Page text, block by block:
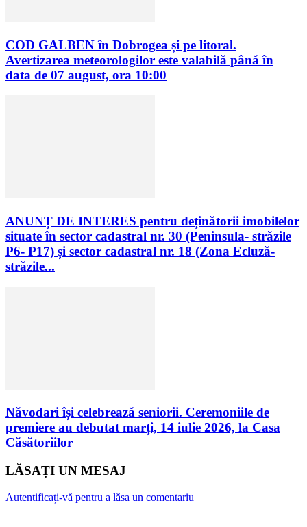
COD GALBEN în Dobrogea și pe litoral.
Avertizarea meteorologilor este valabilă până în
data de 07 august, ora 10:00
ANUNȚ DE INTERES pentru deținătorii imobilelor
situate în sector cadastral nr. 30 (Peninsula- străzile
P6- P17) și sector cadastral nr. 18 (Zona Ecluză-
străzile...
Năvodari își celebrează seniorii. Ceremoniile de
premiere au debutat marți, 14 iulie 2026, la Casa
Căsătoriilor
LĂSAȚI UN MESAJ
Autentificați-vă pentru a lăsa un comentariu